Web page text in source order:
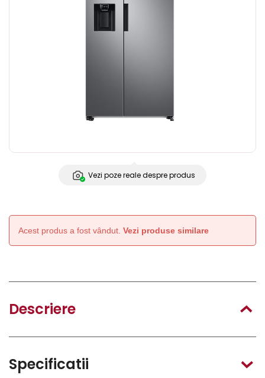
Vezi poze reale despre produs
Acest produs a fost vândut. Vezi produse similare
Descriere
Specificatii